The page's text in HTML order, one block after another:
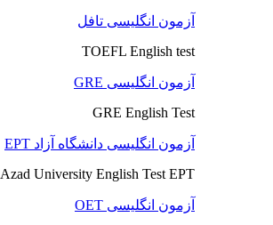
آزمون انگلیسی تافل
TOEFL English test
آزمون انگلیسی GRE
GRE English Test
آزمون انگلیسی دانشگاه آزاد EPT
Azad University English Test EPT
آزمون انگلیسی OET